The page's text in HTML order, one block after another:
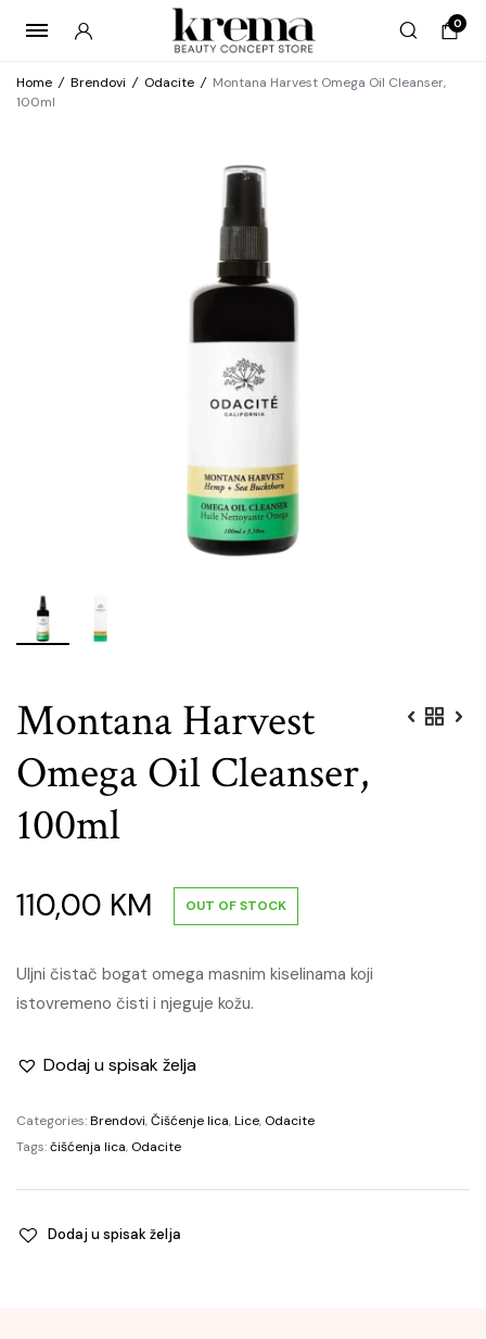
0
Home / Brendovi / Odacite / Montana Harvest Omega Oil Cleanser,
100ml
Montana Harvest
Omega Oil Cleanser,
100ml
110,00 KM OUT OF STOCK
Uljni čistač bogat omega masnim kiselinama koji
istovremeno čisti i njeguje kožu.
Dodaj u spisak želja
Categories:Brendovi,Čišćenje lica,Lice, Odacite
Tags:čišćenja lica, Odacite
Dodaj u spisak želja